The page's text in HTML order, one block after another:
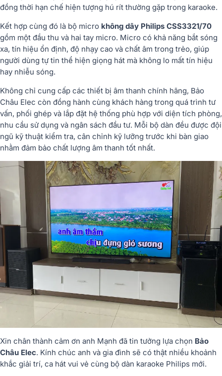
đồng thời hạn chế hiện tượng hú rít thường gặp trong karaoke.
Kết hợp cùng đó là bộ micro không dây Philips CSS3321/70
gồm một đầu thu và hai tay micro. Micro có khả năng bắt sóng
xa, tín hiệu ổn định, độ nhạy cao và chất âm trong trẻo, giúp
người dùng tự tin thể hiện giọng hát mà không lo mất tín hiệu
hay nhiễu sóng.
Không chỉ cung cấp các thiết bị âm thanh chính hãng, Bảo
Châu Elec còn đồng hành cùng khách hàng trong quá trình tư
vấn, phối ghép và lắp đặt hệ thống phù hợp với diện tích phòng,
nhu cầu sử dụng và ngân sách đầu tư. Mỗi bộ dàn đều được đội
ngũ kỹ thuật kiểm tra, cân chỉnh kỹ lưỡng trước khi bàn giao
nhằm đảm bảo chất lượng âm thanh tốt nhất.
Xin chân thành cảm ơn anh Mạnh đã tin tưởng lựa chọn Bảo
Châu Elec. Kính chúc anh và gia đình sẽ có thật nhiều khoảnh
khắc giải trí, ca hát vui vẻ cùng bộ dàn karaoke Philips mới.